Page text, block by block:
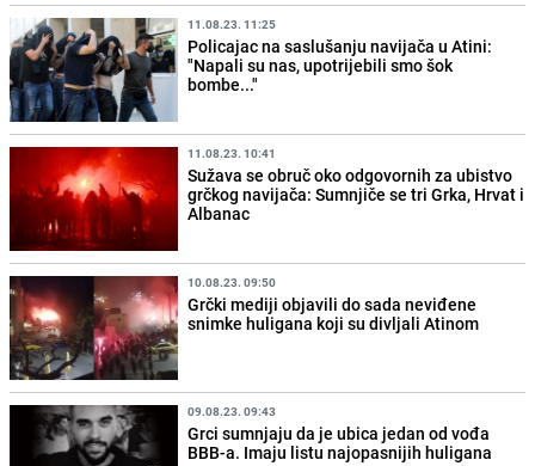
11.08.23. 11:25
Policajac na saslušanju navijača u Atini:
"Napali su nas, upotrijebili smo šok
bombe..."
11.08.23. 10:41
Sužava se obruč oko odgovornih za ubistvo
grčkog navijača: Sumnjiče se tri Grka, Hrvat i
Albanac
10.08.23. 09:50
Grčki mediji objavili do sada neviđene
snimke huligana koji su divljali Atinom
09.08.23. 09:43
Grci sumnjaju da je ubica jedan od vođa
BBB-a. Imaju listu najopasnijih huligana